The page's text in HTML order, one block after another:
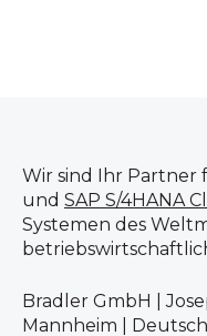
Wir sind Ihr Partner
und SAP S/4HANA
Systemen des
Bradler GmbH |
Mannheim |